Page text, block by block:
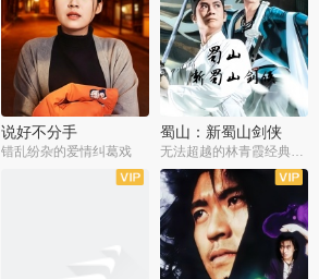
说好不分手
错乱纷杂的爱情纠葛戏
蜀山：新蜀山剑侠
无法超越的林青霞经典角色